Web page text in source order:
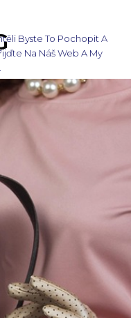
Byste To Pochopit A
Na Náš Web A My